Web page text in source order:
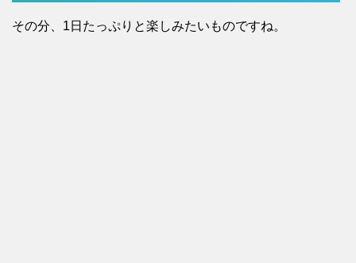
その分、1日たっぷりと楽しみたいものですね。